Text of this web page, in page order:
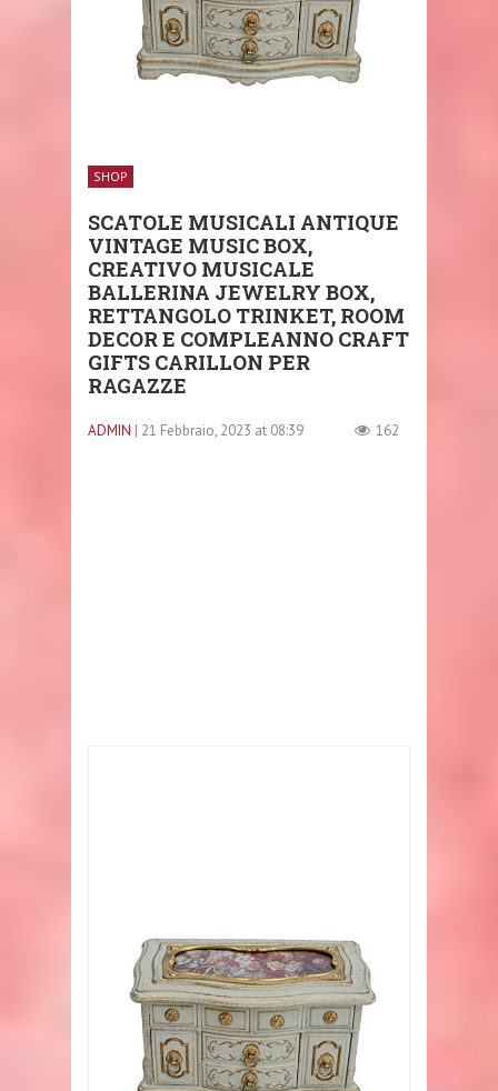
SHOP
SCATOLE MUSICALI ANTIQUE
VINTAGE MUSIC BOX,
CREATIVO MUSICALE
BALLERINA JEWELRY BOX,
RETTANGOLO TRINKET, ROOM
DECOR E COMPLEANNO CRAFT
GIFTS CARILLON PER
RAGAZZE
ADMIN | 21 Febbraio, 2023 at 08:39 162